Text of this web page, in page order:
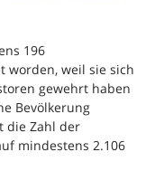
196
worden, weil sie sich
gewehrt haben
Bevölkerung
die Zahl der
mindestens 2.106